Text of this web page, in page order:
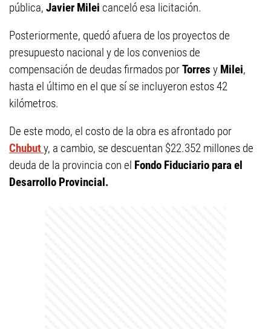
pública, Javier Milei canceló esa licitación.
Posteriormente, quedó afuera de los proyectos de
presupuesto nacional y de los convenios de
compensación de deudas firmados porTorres y Milei,
hasta el último en el que sí se incluyeron estos 42
kilómetros.
De este modo, el costo de la obra es afrontado por
Chubuty, a cambio, se descuentan $22.352 millones de
deuda de la provincia con el Fondo Fiduciario para el
Desarrollo Provincial.